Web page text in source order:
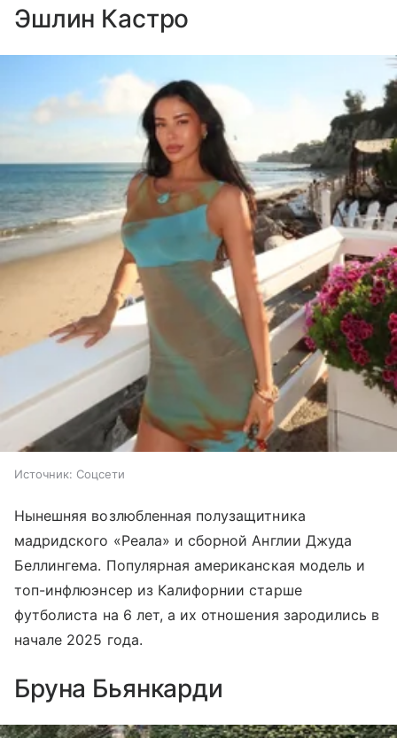
Эшлин Кастро
Источник: Соцсети
Нынешняя возлюбленная полузащитника
мадридского «Реала» и сборной Англии Джуда
Беллингема. Популярная американская модель и
топ-инфлюэнсер из Калифорнии старше
футболиста на 6 лет, а их отношения зародились в
начале 2025 года.
Бруна Бьянкарди